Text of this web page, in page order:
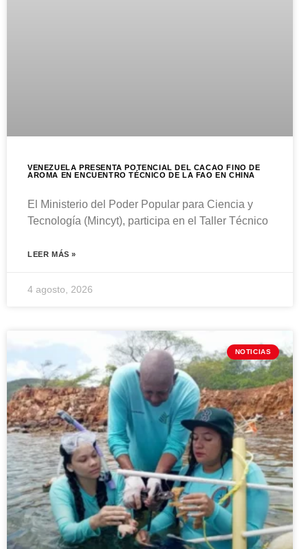
VENEZUELA PRESENTA POTENCIAL DEL CACAO FINO DE
AROMA EN ENCUENTRO TÉCNICO DE LA FAO EN CHINA
El Ministerio del Poder Popular para Ciencia y
Tecnología (Mincyt), participa en el Taller Técnico
LEER MÁS »
4 agosto, 2026
NOTICIAS